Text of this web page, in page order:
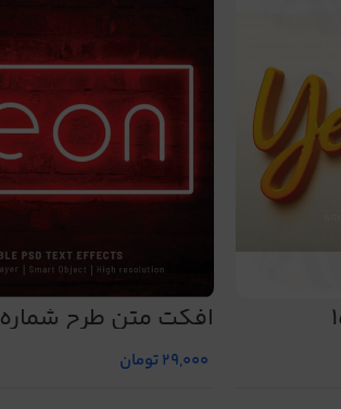
افکت متن طرح شماره 8
29,000تومان